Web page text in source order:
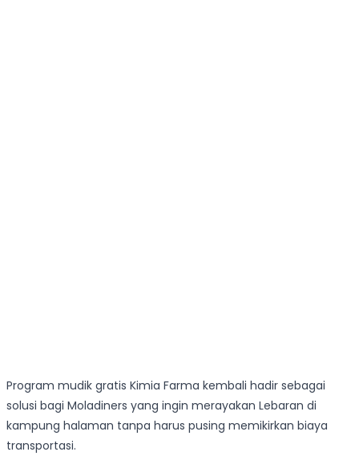
Program mudik gratis Kimia Farma kembali hadir sebagai
solusi bagi Moladiners yang ingin merayakan Lebaran di
kampung halaman tanpa harus pusing memikirkan biaya
transportasi.